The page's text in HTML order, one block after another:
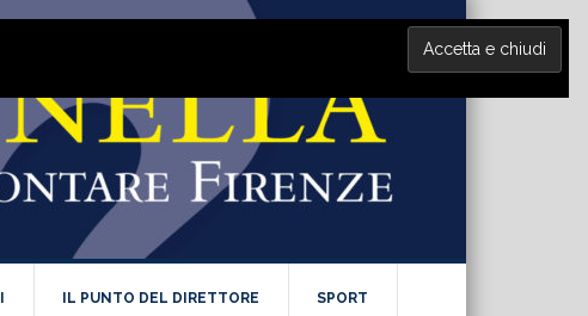
IL PUNTO DEL DIRETTORE SPORT